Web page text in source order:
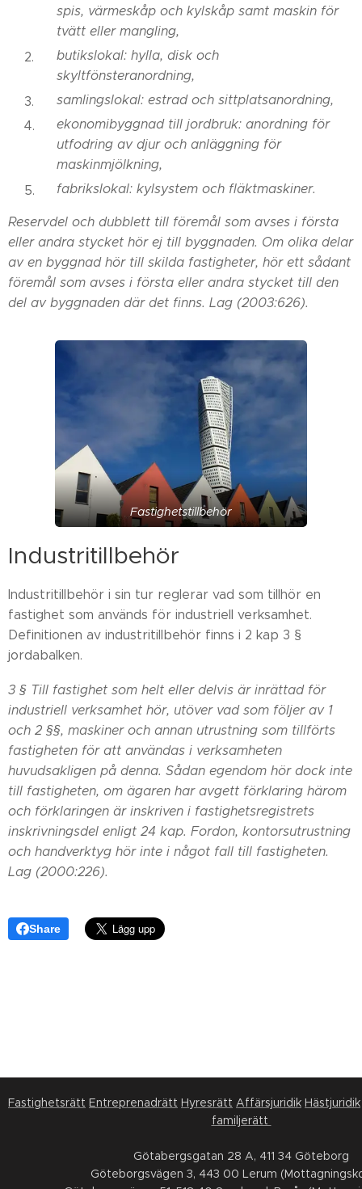
spis, värmeskåp och kylskåp samt maskin för
tvätt eller mangling,
butikslokal: hylla, disk och
skyltfönsteranordning,
samlingslokal: estrad och sittplatsanordning,
ekonomibyggnad till jordbruk: anordning för
utfodring av djur och anläggning för
maskinmjölkning,
fabrikslokal: kylsystem och fläktmaskiner.
Reservdel och dubblett till föremål som avses i första
eller andra stycket hör ej till byggnaden. Om olika delar
av en byggnad hör till skilda fastigheter, hör ett sådant
föremål som avses i första eller andra stycket till den
del av byggnaden där det finns. Lag (2003:626).
Fastighetstillbehör
Industritillbehör
Industritillbehör i sin tur reglerar vad som tillhör en
fastighet som används för industriell verksamhet.
Definitionen av industritillbehör finns i 2 kap 3 §
jordabalken.
3 § Till fastighet som helt eller delvis är inrättad för
industriell verksamhet hör, utöver vad som följer av 1
och 2 §§, maskiner och annan utrustning som tillförts
fastigheten för att användas i verksamheten
huvudsakligen på denna. Sådan egendom hör dock inte
till fastigheten, om ägaren har avgett förklaring härom
och förklaringen är inskriven i fastighetsregistrets
inskrivningsdel enligt 24 kap. Fordon, kontorsutrustning
och handverktyg hör inte i något fall till fastigheten.
Lag (2000:226).
Share
Fastighetsrätt Entreprenadrätt Hyresrätt Affärsjuridik Hästjuridik
familjerätt
Götabergsgatan 28 A, 411 34 Göteborg
Göteborgsvägen 3, 443 00 Lerum